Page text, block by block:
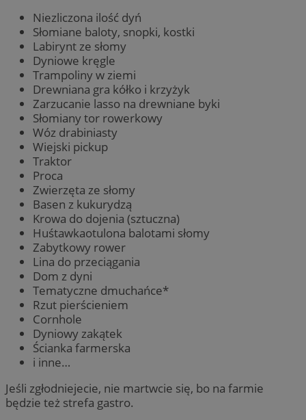
Niezliczona ilość dyń
Słomiane baloty, snopki, kostki
Labirynt ze słomy
Dyniowe kręgle
Trampoliny w ziemi
Drewniana gra kółko i krzyżyk
Zarzucanie lasso na drewniane byki
Słomiany tor rowerkowy
Wóz drabiniasty
Wiejski pickup
Traktor
Proca
Zwierzęta ze słomy
Basen z kukurydzą
Krowa do dojenia (sztuczna)
Huśtawkaotulona balotami słomy
Zabytkowy rower
Lina do przeciągania
Dom z dyni
Tematyczne dmuchańce*
Rzut pierścieniem
Cornhole
Dyniowy zakątek
Ścianka farmerska
i inne…
Jeśli zgłodniejecie, nie martwcie się, bo na farmie
będzie też strefa gastro.